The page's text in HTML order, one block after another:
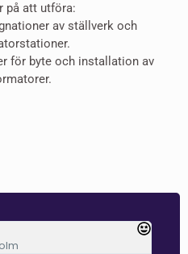
på att utföra:
av ställverk och
för byte och installation av